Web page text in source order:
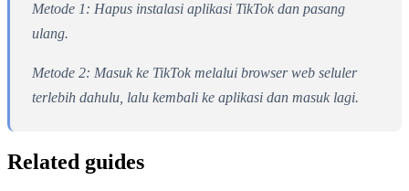
Metode 1: Hapus instalasi aplikasi TikTok dan pasang
ulang.
Metode 2: Masuk ke TikTok melalui browser web seluler
terlebih dahulu, lalu kembali ke aplikasi dan masuk lagi.
Related guides